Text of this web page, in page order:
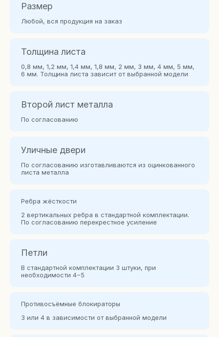
Размер
Любой, вся продукция на заказ
Толщина листа
0,8 мм, 1,2 мм, 1,4 мм, 1,8 мм, 2 мм, 3 мм, 4 мм, 5 мм,
6 мм. Толщина листа зависит от выбранной модели
Второй лист металла
По согласованию
Уличные двери
По согласованию изготавливаются из оцинкованного
листа металла
Ребра жёсткости
2 вертикальных ребра в стандартной комплектации.
По согласованию перекрестное усиление
Петли
В стандартной комплектации 3 штуки, при
необходимости 4−5
Противосъёмные блокираторы
3 или 4 в зависимости от выбранной модели